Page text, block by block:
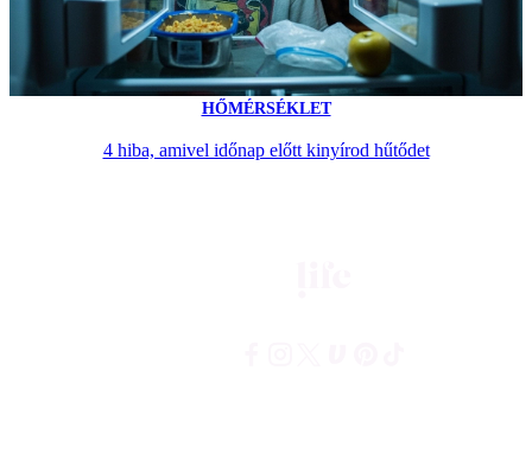
HŐMÉRSÉKLET
4 hiba, amivel időnap előtt kinyírod hűtődet